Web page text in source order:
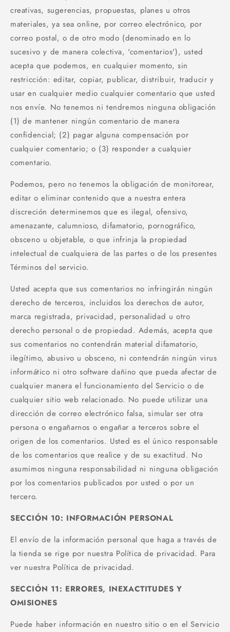
creativas, sugerencias, propuestas, planes u otros
materiales, ya sea online, por correo electrónico, por
correo postal, o de otro modo (denominado en lo
sucesivo y de manera colectiva, 'comentarios'), usted
acepta que podemos, en cualquier momento, sin
restricción: editar, copiar, publicar, distribuir, traducir y
usar en cualquier medio cualquier comentario que usted
nos envíe. No tenemos ni tendremos ninguna obligación
(1) de mantener ningún comentario de manera
confidencial; (2) pagar alguna compensación por
cualquier comentario; o (3) responder a cualquier
comentario.
Podemos, pero no tenemos la obligación de monitorear,
editar o eliminar contenido que a nuestra entera
discreción determinemos que es ilegal, ofensivo,
amenazante, calumnioso, difamatorio, pornográfico,
obsceno u objetable, o que infrinja la propiedad
intelectual de cualquiera de las partes o de los presentes
Términos del servicio.
Usted acepta que sus comentarios no infringirán ningún
derecho de terceros, incluidos los derechos de autor,
marca registrada, privacidad, personalidad u otro
derecho personal o de propiedad. Además, acepta que
sus comentarios no contendrán material difamatorio,
ilegítimo, abusivo u obsceno, ni contendrán ningún virus
informático ni otro software dañino que pueda afectar de
cualquier manera el funcionamiento del Servicio o de
cualquier sitio web relacionado. No puede utilizar una
dirección de correo electrónico falsa, simular ser otra
persona o engañarnos o engañar a terceros sobre el
origen de los comentarios. Usted es el único responsable
de los comentarios que realice y de su exactitud. No
asumimos ninguna responsabilidad ni ninguna obligación
por los comentarios publicados por usted o por un
tercero.
SECCIÓN 10: INFORMACIÓN PERSONAL
El envío de la información personal que haga a través de
la tienda se rige por nuestra Política de privacidad. Para
ver nuestra Política de privacidad.
SECCIÓN 11: ERRORES, INEXACTITUDES Y
OMISIONES
Puede haber información en nuestro sitio o en el Servicio